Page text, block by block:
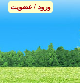
ورود / عضویت